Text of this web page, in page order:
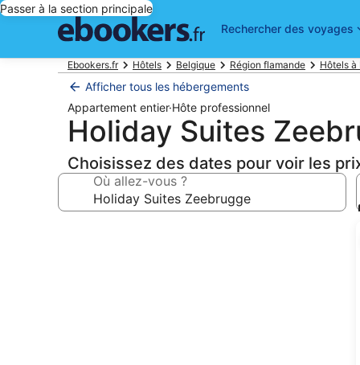
Passer à la section principale
Rechercher des voyages
Ebookers.fr Hôtels Belgique Région flamande Hôtels à
Afficher tous les hébergements
Appartement entier·Hôte professionnel
Holiday Suites
Choisissez des dates pour voir les
Où allez-vous ?